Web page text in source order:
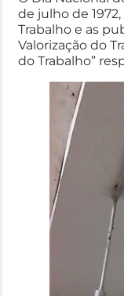
de julho de
Trabalho e as
Valorização do
do Trabalho”